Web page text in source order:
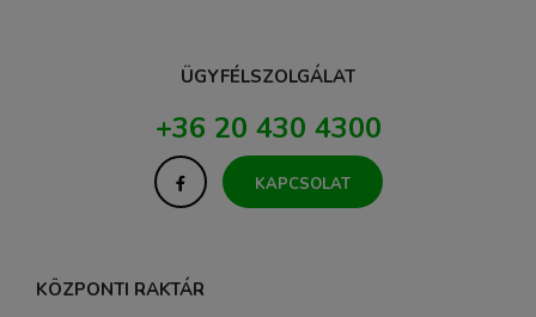
ÜGYFÉLSZOLGÁLAT
+36 20 430 4300
KAPCSOLAT
KÖZPONTI RAKTÁR